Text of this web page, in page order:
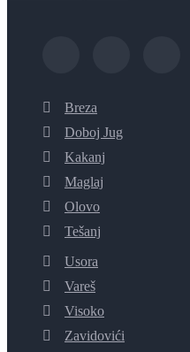
Breza
Doboj Jug
Kakanj
Maglaj
Olovo
Tešanj
Usora
Vareš
Visoko
Zavidovići